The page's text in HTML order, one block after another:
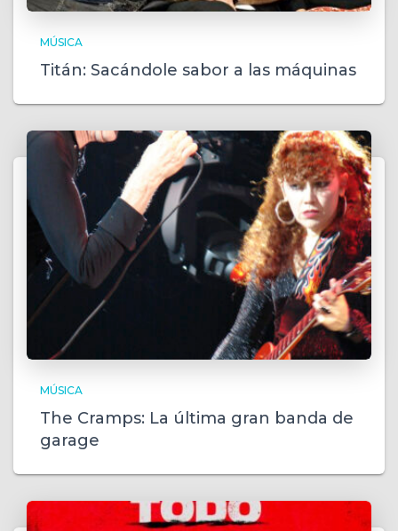
MÚSICA
Titán: Sacándole sabor a las máquinas
MÚSICA
The Cramps: La última gran banda de
garage